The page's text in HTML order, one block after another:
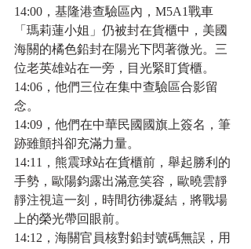
14:00，基隆港查驗區內，M5A1戰車
「瑪莉蓮小姐」仍被封在貨櫃中，美國
海關的橘色鉛封在陽光下閃著微光。三
位老英雄站在一旁，目光緊盯貨櫃。
14:06，他們三位在集中查驗區合影留
念。
14:09，他們在中華民國國旗上簽名，筆
跡雖顫抖卻充滿力量。
14:11，熊震球站在貨櫃前，舉起勝利的
手勢，歐陽鈞露出滿意笑容，歐曉雲靜
靜注視這一刻，時間彷彿凝結，將戰場
上的榮光帶回眼前。
14:12，海關官員核對鉛封號碼無誤，用